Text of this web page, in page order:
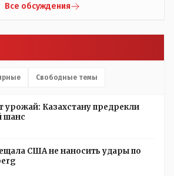
как защита от дол.....бов не
и я в том числе своих не
и тем другим людям благодарен.
в популяции соответствующих
Все обсуждения
Свободные темы
урожай: Казахстану предрекли
шанс
США не наносить удары по